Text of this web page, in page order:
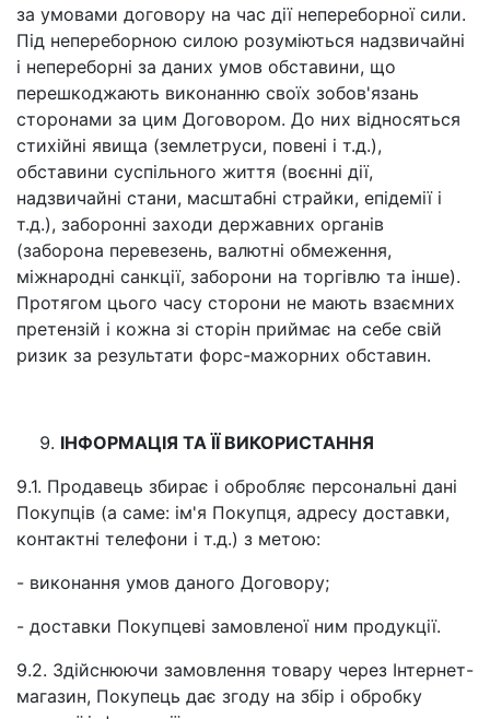
за умовами договору на час дії непереборної сили.
Під непереборною силою розуміються надзвичайні
і непереборні за даних умов обставини, що
перешкоджають виконанню своїх зобов'язань
сторонами за цим Договором. До них відносяться
стихійні явища (землетруси, повені і т.д.),
обставини суспільного життя (воєнні дії,
надзвичайні стани, масштабні страйки, епідемії і
т.д.), заборонні заходи державних органів
(заборона перевезень, валютні обмеження,
міжнародні санкції, заборони на торгівлю та інше).
Протягом цього часу сторони не мають взаємних
претензій і кожна зі сторін приймає на себе свій
ризик за результати форс-мажорних обставин.
ІНФОРМАЦІЯ ТА ЇЇ ВИКОРИСТАННЯ
9.1. Продавець збирає і обробляє персональні дані
Покупців (а саме: ім'я Покупця, адресу доставки,
контактні телефони і т.д.) з метою:
- виконання умов даного Договору;
- доставки Покупцеві замовленої ним продукції.
9.2. Здійснюючи замовлення товару через Інтернет-
магазин, Покупець дає згоду на збір і обробку